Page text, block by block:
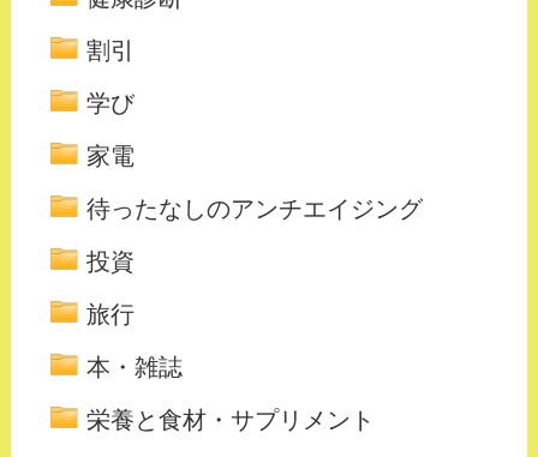
割引
学び
家電
待ったなしのアンチエイジング
投資
旅行
本・雑誌
栄養と食材・サプリメント